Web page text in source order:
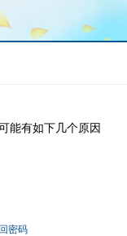
能有如下几个原因
密码